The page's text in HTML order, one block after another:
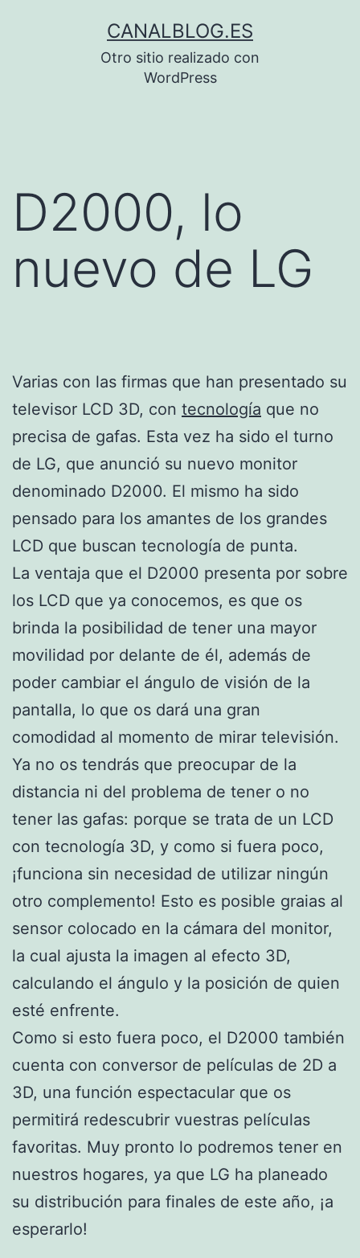
CANALBLOG.ES
Otro sitio realizado con
WordPress
D2000, lo
nuevo de LG
Varias con las firmas que han presentado su
televisor LCD 3D, con tecnología que no
precisa de gafas. Esta vez ha sido el turno
de LG, que anunció su nuevo monitor
denominado D2000. El mismo ha sido
pensado para los amantes de los grandes
LCD que buscan tecnología de punta.
La ventaja que el D2000 presenta por sobre
los LCD que ya conocemos, es que os
brinda la posibilidad de tener una mayor
movilidad por delante de él, además de
poder cambiar el ángulo de visión de la
pantalla, lo que os dará una gran
comodidad al momento de mirar televisión.
Ya no os tendrás que preocupar de la
distancia ni del problema de tener o no
tener las gafas: porque se trata de un LCD
con tecnología 3D, y como si fuera poco,
¡funciona sin necesidad de utilizar ningún
otro complemento! Esto es posible graias al
sensor colocado en la cámara del monitor,
la cual ajusta la imagen al efecto 3D,
calculando el ángulo y la posición de quien
esté enfrente.
Como si esto fuera poco, el D2000 también
cuenta con conversor de películas de 2D a
3D, una función espectacular que os
permitirá redescubrir vuestras películas
favoritas. Muy pronto lo podremos tener en
nuestros hogares, ya que LG ha planeado
su distribución para finales de este año, ¡a
esperarlo!